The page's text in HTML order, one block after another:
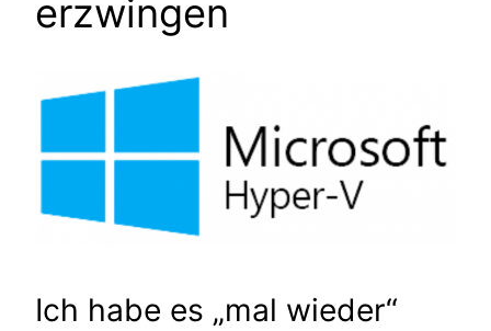
erzwingen
Ich habe es „mal wieder“